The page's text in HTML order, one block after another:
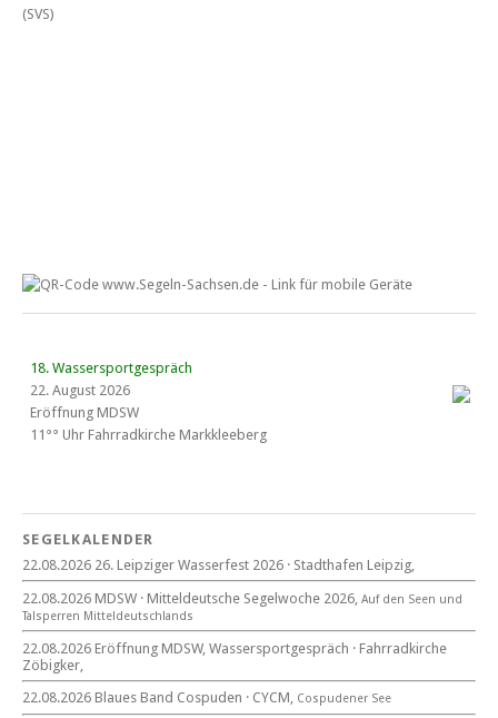
18. Wassersportgespräch
22. August 2026
Eröffnung MDSW
11°° Uhr Fahrrad­kirche Markkleeberg
22. August 2026
beim CYCM
für alle Segler am See
Mitteldeutsche Segelwoche
22. – 30. August 2026 in Sachsen · Thüringen · Sachsen Anhalt
SEGELKALENDER
22.08.2026 26. Leipziger Wasserfest 2026 · Stadthafen Leipzig,
22.08.2026 MDSW · Mitteldeutsche Segelwoche 2026, Auf den Seen und
Tal­sperren Mittel­deut­sch­lands
22.08.2026 Eröffnung MDSW, Wassersportgespräch · Fahrradkirche
Zöbigker,
22.08.2026 Blaues Band Cospuden · CYCM, Cospudener See